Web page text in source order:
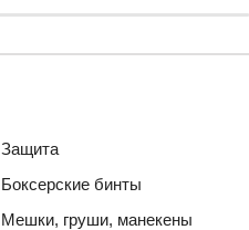
Защита
Боксерские бинты
Мешки, груши, манекены